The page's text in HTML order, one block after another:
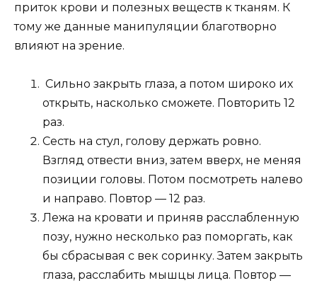
приток крови и полезных веществ к тканям. К
тому же данные манипуляции благотворно
влияют на зрение.
Сильно закрыть глаза, а потом широко их
открыть, насколько сможете. Повторить 12
раз.
Сесть на стул, голову держать ровно.
Взгляд отвести вниз, затем вверх, не меняя
позиции головы. Потом посмотреть налево
и направо. Повтор — 12 раз.
Лежа на кровати и приняв расслабленную
позу, нужно несколько раз поморгать, как
бы сбрасывая с век соринку. Затем закрыть
глаза, расслабить мышцы лица. Повтор —